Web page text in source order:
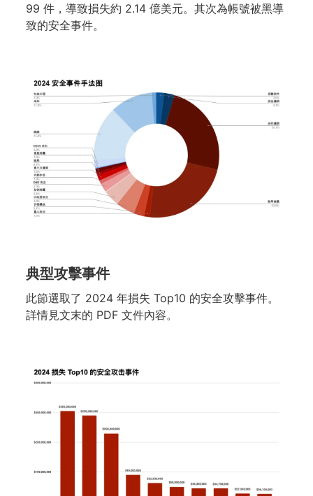
99 件，導致損失約 2.14 億美元。其次為帳號被黑導
致的安全事件。
典型攻擊事件
此節選取了 2024 年損失 Top10 的安全攻擊事件。
詳情見文末的 PDF 文件內容。